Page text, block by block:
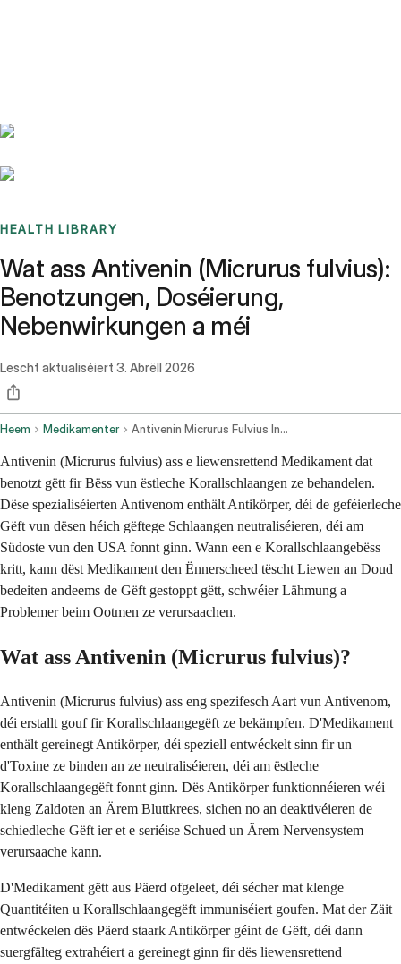
HEALTH LIBRARY
Wat ass Antivenin (Micrurus fulvius):
Benotzungen, Doséierung,
Nebenwirkungen a méi
Lescht aktualiséiert 3. Abrëll 2026
Heem Medikamenter Antivenin Micrurus Fulvius Intravenous Route
Antivenin (Micrurus fulvius) ass e liewensrettend Medikament dat
benotzt gëtt fir Bëss vun ëstleche Korallschlaangen ze behandelen.
Dëse spezialiséierten Antivenom enthält Antikörper, déi de geféierleche
Gëft vun dësen héich gëftege Schlaangen neutraliséieren, déi am
Südoste vun den USA fonnt ginn. Wann een e Korallschlaangebëss
kritt, kann dëst Medikament den Ënnerscheed tëscht Liewen an Doud
bedeiten andeems de Gëft gestoppt gëtt, schwéier Lähmung a
Problemer beim Ootmen ze verursaachen.
Wat ass Antivenin (Micrurus fulvius)?
Antivenin (Micrurus fulvius) ass eng spezifesch Aart vun Antivenom,
déi erstallt gouf fir Korallschlaangegëft ze bekämpfen. D'Medikament
enthält gereinegt Antikörper, déi speziell entwéckelt sinn fir un
d'Toxine ze binden an ze neutraliséieren, déi am ëstleche
Korallschlaangegëft fonnt ginn. Dës Antikörper funktionnéieren wéi
kleng Zaldoten an Ärem Bluttkrees, sichen no an deaktivéieren de
schiedleche Gëft ier et e seriéise Schued un Ärem Nervensystem
verursaache kann.
D'Medikament gëtt aus Päerd ofgeleet, déi sécher mat klenge
Quantitéiten u Korallschlaangegëft immuniséiert goufen. Mat der Zäit
entwéckelen dës Päerd staark Antikörper géint de Gëft, déi dann
suergfälteg extrahéiert a gereinegt ginn fir dës liewensrettend